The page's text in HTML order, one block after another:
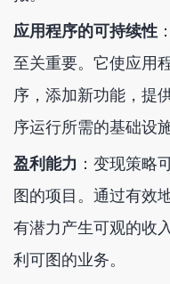
应用程序的可持续性
至关重要。它使应用
序，添加新功能，提
序运行所需的基础设施
盈利能力 ：变现策略
图的项目。通过有效
有潜力产生可观的收
利可图的业务。